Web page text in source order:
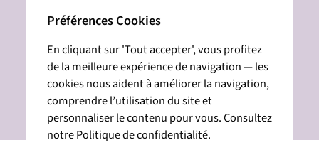
Préférences Cookies
En cliquant sur 'Tout accepter', vous profitez
de la meilleure expérience de navigation — les
cookies nous aident à améliorer la navigation,
comprendre l’utilisation du site et
personnaliser le contenu pour vous. Consultez
notre Politique de confidentialité.